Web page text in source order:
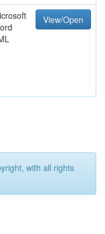
View/Open
with all rights